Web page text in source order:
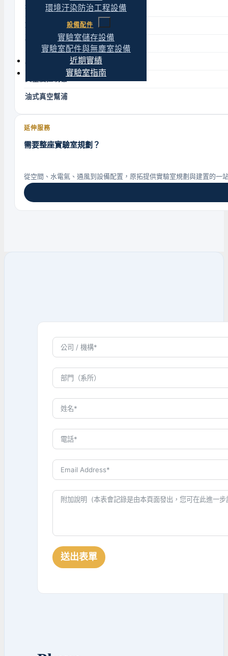
環境汙染防治工程設備
設備配件
實驗室儲存設備
實驗室配件與無塵室設備
近期實績
實驗室指南
無油隔膜式真空幫浦
PTFE鍍膜耐腐蝕真空幫浦
耐腐蝕真空幫浦
真空度控制器
油式真空幫浦
延伸服務
需要整座實驗室規劃？
從空間、水電氣、通風到設備配置，原拓提供實驗室規劃與建置的一
送出表單